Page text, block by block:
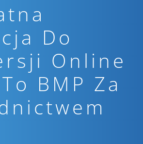
Do
Online
BMP Za